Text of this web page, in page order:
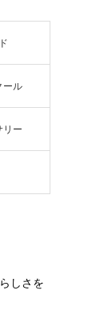
ール
リー
しさを